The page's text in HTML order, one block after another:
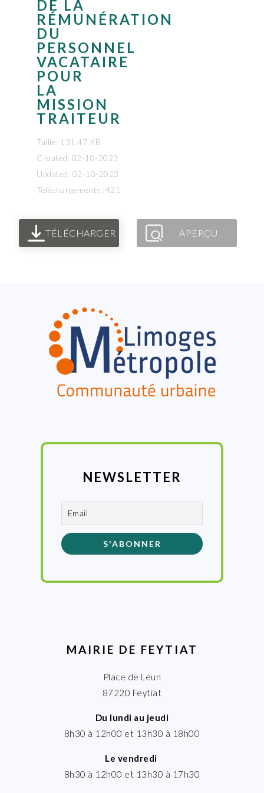
DE LA
RÉMUNÉRATION
DU
PERSONNEL
VACATAIRE
POUR
LA
MISSION
TRAITEUR
Taille: 131.47 KB
Created: 02-10-2023
Updated: 02-10-2023
Téléchargements: 421
TÉLÉCHARGER APERÇU
NEWSLETTER
MAIRIE DE FEYTIAT
Place de Leun
87220 Feytiat
Du lundi au jeudi
8h30 à 12h00 et 13h30 à 18h00
Le vendredi
8h30 à 12h00 et 13h30 à 17h30